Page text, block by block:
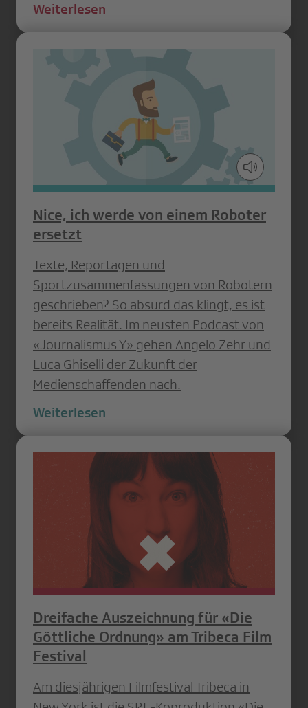
Weiterlesen
Nice, ich werde von einem Roboter
ersetzt
Texte, Reportagen und
Sportzusammenfassungen von Robotern
geschrieben? So absurd das klingt, es ist
bereits Realität. Im neusten Podcast von
«Journalismus Y» gehen Angelo Zehr und
Luca Ghiselli der Zukunft der
Medienschaffenden nach.
Weiterlesen
Dreifache Auszeichnung für «Die
Göttliche Ordnung» am Tribeca Film
Festival
Am diesjährigen Filmfestival Tribeca in